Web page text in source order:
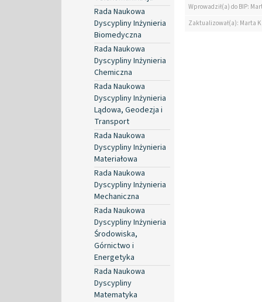
Rada Naukowa
Dyscypliny Inżynieria
Biomedyczna
Rada Naukowa
Dyscypliny Inżynieria
Chemiczna
Rada Naukowa
Dyscypliny Inżynieria
Lądowa, Geodezja i
Transport
Rada Naukowa
Dyscypliny Inżynieria
Materiałowa
Rada Naukowa
Dyscypliny Inżynieria
Mechaniczna
Rada Naukowa
Dyscypliny Inżynieria
Środowiska,
Górnictwo i
Energetyka
Rada Naukowa
Dyscypliny
Matematyka
Wprowadził(a) do BIP:
Zaktualizował(a): Marta